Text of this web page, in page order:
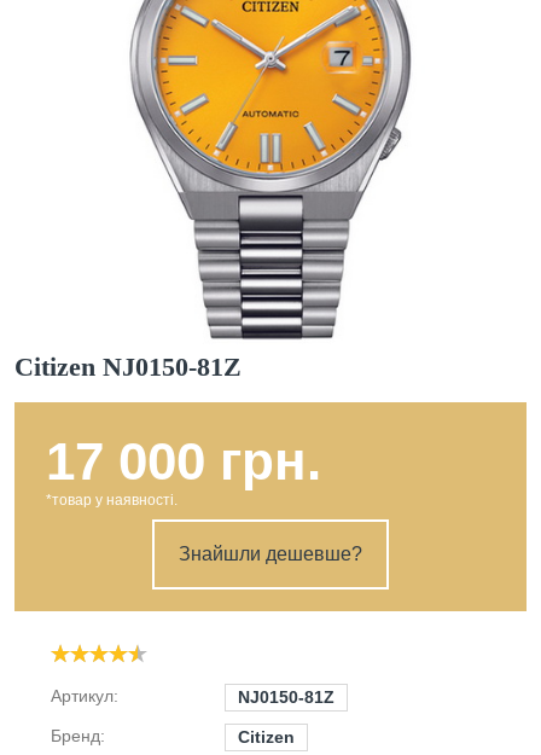
Citizen NJ0150-81Z
17 000 грн.
*товар у наявності.
Знайшли дешевше?
Артикул:
NJ0150-81Z
Бренд:
Citizen